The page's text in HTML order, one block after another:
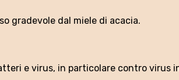
gradevole dal miele di acacia.
e virus, in particolare contro virus